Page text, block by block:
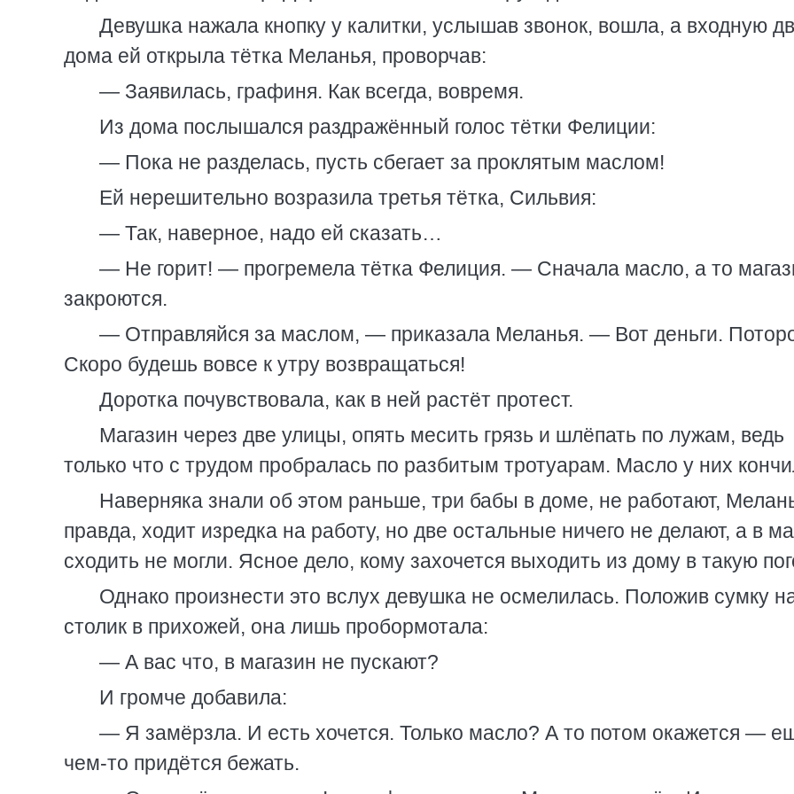
Девушка нажала кнопку у калитки, услышав звонок, вошла, а входную
дома ей открыла тётка Меланья, проворчав:
— Заявилась, графиня. Как всегда, вовремя.
Из дома послышался раздражённый голос тётки Фелиции:
— Пока не разделась, пусть сбегает за проклятым маслом!
Ей нерешительно возразила третья тётка, Сильвия:
— Так, наверное, надо ей сказать…
— Не горит! — прогремела тётка Фелиция. — Сначала масло, а то
закроются.
— Отправляйся за маслом, — приказала Меланья. — Вот деньги.
Скоро будешь вовсе к утру возвращаться!
Доротка почувствовала, как в ней растёт протест.
Магазин через две улицы, опять месить грязь и шлёпать по лужам, ведь
только что с трудом пробралась по разбитым тротуарам. Масло у них
Наверняка знали об этом раньше, три бабы в доме, не работают,
правда, ходит изредка на работу, но две остальные ничего не делают, а в
сходить не могли. Ясное дело, кому захочется выходить из дому в такую
Однако произнести это вслух девушка не осмелилась. Положив сумку
столик в прихожей, она лишь пробормотала:
— А вас что, в магазин не пускают?
И громче добавила:
— Я замёрзла. И есть хочется. Только масло? А то потом окажется —
чем-то придётся бежать.